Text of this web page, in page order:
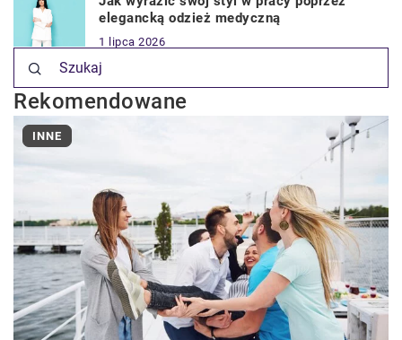
elegancką odzież medyczną
1 lipca 2026
Rekomendowane
INNE